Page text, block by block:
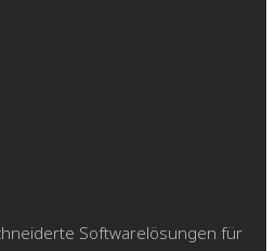
Softwarelösungen für